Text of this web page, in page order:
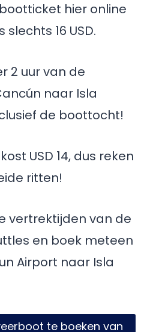
hier online
16 USD.
2 uur van de
naar Isla
de boottocht!
USD 14, dus reken
ritten!
vertrektijden van de
en boek meteen
Airport naar Isla
te boeken van